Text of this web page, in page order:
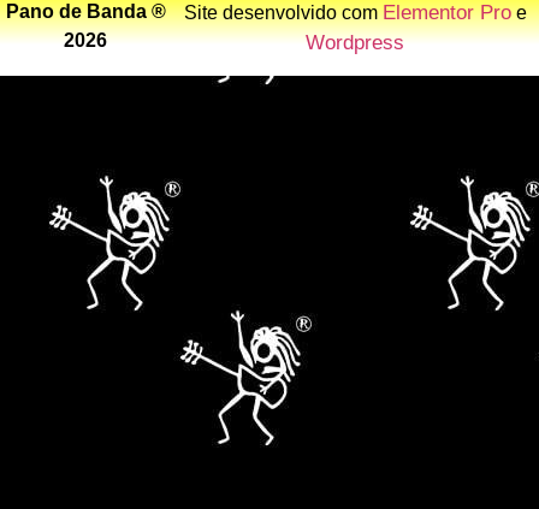
Pano de Banda ®
2026
Site desenvolvido comElementor Proe
Wordpress